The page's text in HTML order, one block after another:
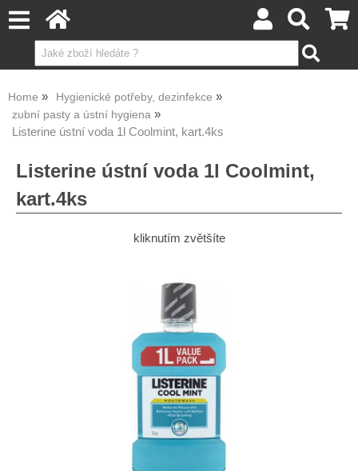
Home
Hygienické potřeby, dezinfekce
zubní pasty a ústní hygiena
Listerine ústní voda 1l Coolmint, kart.4ks
Listerine ústní voda 1l Coolmint,
kart.4ks
kliknutím zvětšíte